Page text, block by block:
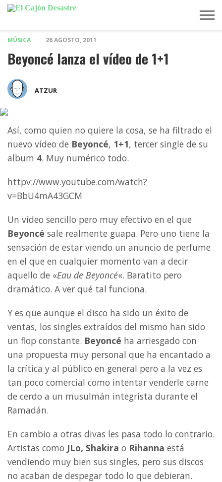
MÚSICA 26 AGOSTO, 2011
Beyoncé lanza el vídeo de 1+1
ATZUR
Así, como quien no quiere la cosa, se ha filtrado el
nuevo vídeo de Beyoncé, 1+1, tercer single de su
album 4. Muy numérico todo.
httpv://www.youtube.com/watch?
v=BbU4mA43GCM
Un vídeo sencillo pero muy efectivo en el que
Beyoncé sale realmente guapa. Pero uno tiene la
sensación de estar viendo un anuncio de perfume
en el que en cualquier momento van a decir
aquello de «Eau de Beyoncé«. Baratito pero
dramático. A ver qué tal funciona.
Y es que aunque el disco ha sido un éxito de
ventas, los singles extraídos del mismo han sido
un flop constante. Beyoncé ha arriesgado con
una propuesta muy personal que ha encantado a
la crítica y al público en general pero a la vez es
tan poco comercial como intentar venderle carne
de cerdo a un musulmán integrista durante el
Ramadán.
En cambio a otras divas les pasa todo lo contrario.
Artistas como JLo, Shakira o Rihanna está
vendiendo muy bien sus singles, pero sus discos
no acaban de despegar todo lo que debieran.